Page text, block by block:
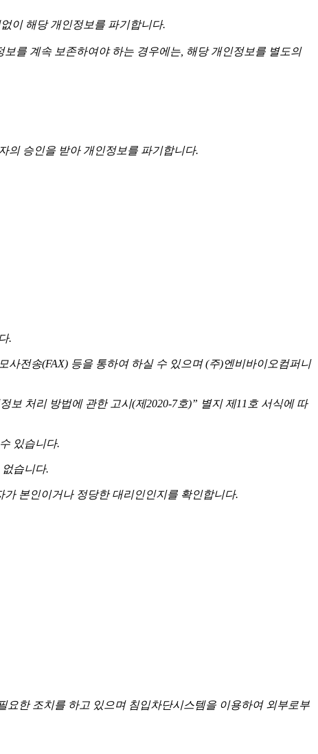
이 해당 개인정보를 파기합니다.
를 계속 보존하여야 하는 경우에는, 해당 개인정보를 별도의
의 승인을 받아 개인정보를 파기합니다.
.
전송(FAX) 등을 통하여 하실 수 있으며 (주)엔비바이오컴퍼니
처리 방법에 관한 고시(제2020-7호)” 별지 제11호 서식에 따
있습니다.
습니다.
본인이거나 정당한 대리인인지를 확인합니다.
한 조치를 하고 있으며 침입차단시스템을 이용하여 외부로부